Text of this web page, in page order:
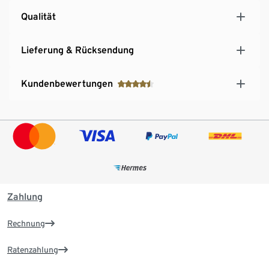
Qualität
Lieferung & Rücksendung
Kundenbewertungen
Zahlung
Rechnung
Ratenzahlung